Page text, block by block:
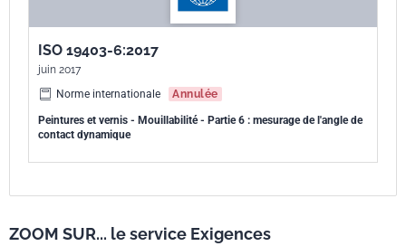
ISO 19403-6:2017
juin 2017
Norme internationale
Annulée
Peintures et vernis - Mouillabilité - Partie 6 : mesurage de l'angle de
contact dynamique
ZOOM SUR... le service Exigences